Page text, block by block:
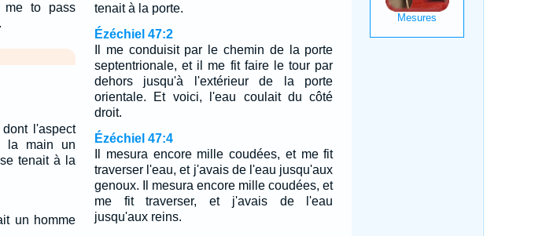
me to pass
l'aspect
la main un
tenait à la
un homme
tenait à la porte.
Ézéchiel 47:2
Il me conduisit par le chemin de la porte
septentrionale, et il me fit faire le tour par
dehors jusqu'à l'extérieur de la porte
orientale. Et voici, l'eau coulait du côté
droit.
Ézéchiel 47:4
Il mesura encore mille coudées, et me fit
traverser l'eau, et j'avais de l'eau jusqu'aux
genoux. Il mesura encore mille coudées, et
me fit traverser, et j'avais de l'eau
jusqu'aux reins.